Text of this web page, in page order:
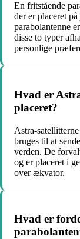
En fritstående
der er placeret
parabolantenne
disse to typer
personlige
Hvad er
placeret?
Astra-
bruges til at
verden. De
og er placeret i
over ækvator.
Hvad er